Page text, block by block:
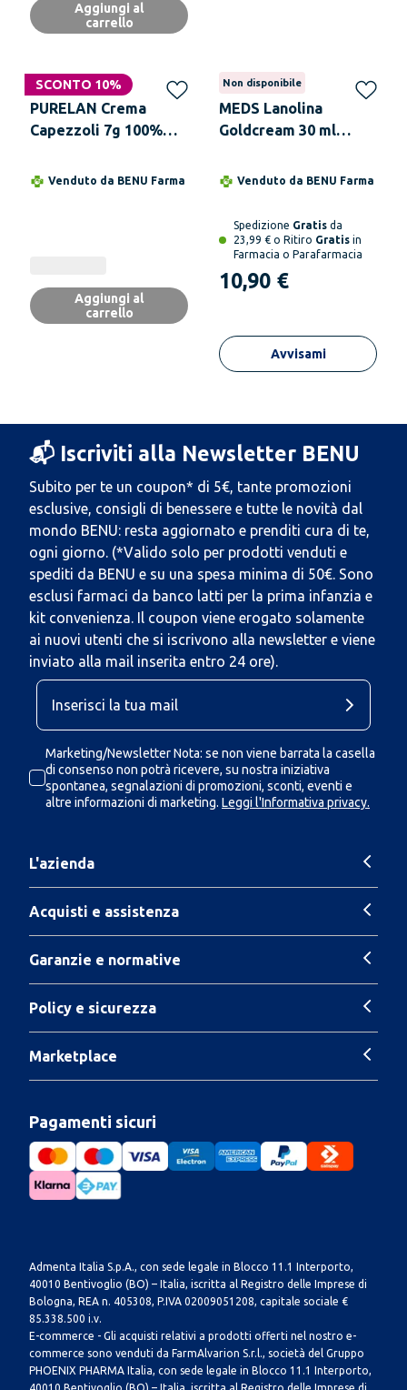
Aggiungi al
carrello
SCONTO 10%
PURELAN Crema
Capezzoli 7g 100%
Venduto da BENU Farma
Aggiungi al
carrello
Non disponibile
MEDS Lanolina
Goldcream 30 ml
Capezzolo
Venduto da BENU Farma
Spedizione Gratis da
23,99 € o Ritiro Gratis in
Farmacia o Parafarmacia
10,90 €
Avvisami
📬 Iscriviti alla Newsletter BENU
Subito per te un coupon* di 5€, tante promozioni
esclusive, consigli di benessere e tutte le novità dal
mondo BENU: resta aggiornato e prenditi cura di te,
ogni giorno. (*Valido solo per prodotti venduti e
spediti da BENU e su una spesa minima di 50€. Sono
esclusi farmaci da banco latti per la prima infanzia e
kit convenienza. Il coupon viene erogato solamente
ai nuovi utenti che si iscrivono alla newsletter e viene
inviato alla mail inserita entro 24 ore).
Marketing/Newsletter Nota: se non viene barrata la casella
di consenso non potrà ricevere, su nostra iniziativa
spontanea, segnalazioni di promozioni, sconti, eventi e
altre informazioni di marketing. Leggi l'Informativa privacy.
L'azienda
Acquisti e assistenza
Garanzie e normative
Policy e sicurezza
Marketplace
Pagamenti sicuri
Admenta Italia S.p.A., con sede legale in Blocco 11.1 Interporto,
40010 Bentivoglio (BO) – Italia, iscritta al Registro delle Imprese di
Bologna, REA n. 405308, P.IVA 02009051208, capitale sociale €
85.338.500 i.v.
E-commerce - Gli acquisti relativi a prodotti offerti nel nostro e-
commerce sono venduti da FarmAlvarion S.r.l., società del Gruppo
PHOENIX PHARMA Italia, con sede legale in Blocco 11.1 Interporto,